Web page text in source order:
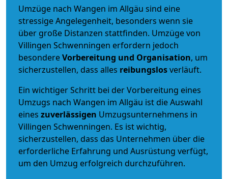
Umzüge nach Wangen im Allgäu sind eine
stressige Angelegenheit, besonders wenn sie
über große Distanzen stattfinden. Umzüge von
Villingen Schwenningen erfordern jedoch
besondereVorbereitung und Organisation, um
sicherzustellen, dass alles reibungslosverläuft.
Ein wichtiger Schritt bei der Vorbereitung eines
Umzugs nach Wangen im Allgäu ist die Auswahl
eines zuverlässigen Umzugsunternehmens in
Villingen Schwenningen. Es ist wichtig,
sicherzustellen, dass das Unternehmen über die
erforderliche Erfahrung und Ausrüstung verfügt,
um den Umzug erfolgreich durchzuführen.